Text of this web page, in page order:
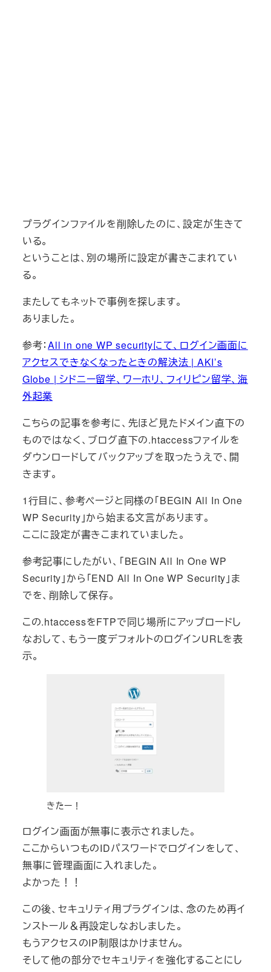
プラグインファイルを削除したのに、設定が生きて
いる。
ということは、別の場所に設定が書きこまれてい
る。
またしてもネットで事例を探します。
ありました。
参考：All in one WP securityにて、ログイン画面に
アクセスできなくなったときの解決法 | AKI’s
Globe | シドニー留学、ワーホリ、フィリピン留学、海
外起業
こちらの記事を参考に、先ほど見たドメイン直下の
ものではなく、ブログ直下の.htaccessファイルを
ダウンロードしてバックアップを取ったうえで、開
きます。
1行目に、参考ページと同様の「BEGIN All In One
WP Security」から始まる文言があります。
ここに設定が書きこまれていました。
参考記事にしたがい、「BEGIN All In One WP
Security」から「END All In One WP Security」ま
でを、削除して保存。
この.htaccessをFTPで同じ場所にアップロードし
なおして、もう一度デフォルトのログインURLを表
示。
きたー！
ログイン画面が無事に表示されました。
ここからいつものIDパスワードでログインをして、
無事に管理画面に入れました。
よかった！！
この後、セキュリティ用プラグインは、念のため再イ
ンストール＆再設定しなおしました。
もうアクセスのIP制限はかけません。
そして他の部分でセキュリティを強化することにし